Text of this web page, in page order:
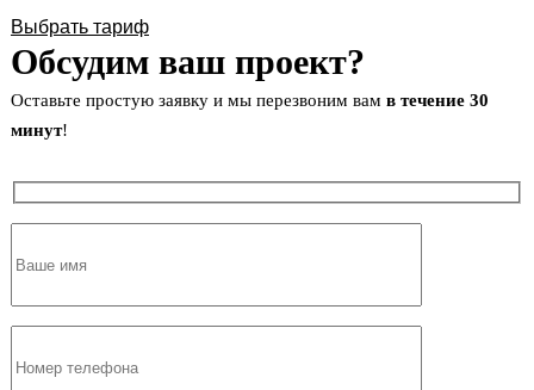
Выбрать тариф
Обсудим ваш проект?
Оставьте простую заявку и мы перезвоним вам в течение 30
минут!